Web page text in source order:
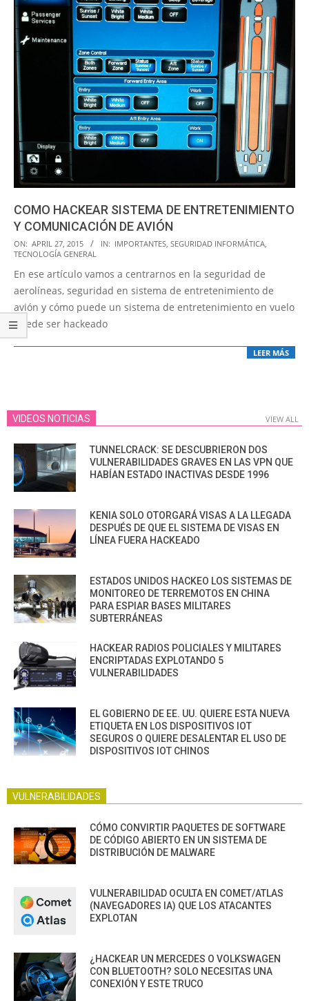
COMO HACKEAR SISTEMA DE ENTRETENIMIENTO
Y COMUNICACIÓN DE AVIÓN
2015-
04-
27
ON: APRIL 27, 2015 IN: IMPORTANTES, SEGURIDAD INFORMÁTICA,
TECNOLOGÍA GENERAL
En ese artículo vamos a centrarnos en la seguridad de
aerolíneas, seguridad en sistema de entretenimiento de
avión y cómo puede un sistema de entretenimiento en vuelo
puede ser hackeado
LEER MÁS
VIDEOS NOTICIAS VIEW ALL
TUNNELCRACK: SE DESCUBRIERON DOS
VULNERABILIDADES GRAVES EN LAS VPN QUE
HABÍAN ESTADO INACTIVAS DESDE 1996
KENIA SOLO OTORGARÁ VISAS A LA LLEGADA
DESPUÉS DE QUE EL SISTEMA DE VISAS EN
LÍNEA FUERA HACKEADO
ESTADOS UNIDOS HACKEO LOS SISTEMAS DE
MONITOREO DE TERREMOTOS EN CHINA
PARA ESPIAR BASES MILITARES
SUBTERRÁNEAS
HACKEAR RADIOS POLICIALES Y MILITARES
ENCRIPTADAS EXPLOTANDO 5
VULNERABILIDADES
EL GOBIERNO DE EE. UU. QUIERE ESTA NUEVA
ETIQUETA EN LOS DISPOSITIVOS IOT
SEGUROS O QUIERE DESALENTAR EL USO DE
DISPOSITIVOS IOT CHINOS
VULNERABILIDADES
CÓMO CONVIRTIR PAQUETES DE SOFTWARE
DE CÓDIGO ABIERTO EN UN SISTEMA DE
DISTRIBUCIÓN DE MALWARE
VULNERABILIDAD OCULTA EN COMET/ATLAS
(NAVEGADORES IA) QUE LOS ATACANTES
EXPLOTAN
¿HACKEAR UN MERCEDES O VOLKSWAGEN
CON BLUETOOTH? SOLO NECESITAS UNA
CONEXIÓN Y ESTE TRUCO